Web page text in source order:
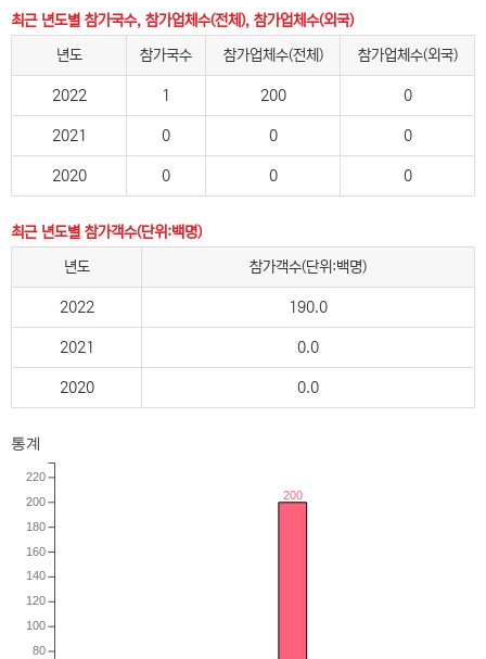
최근 년도별 참가국수, 참가업체수(전체), 참가업체수(외국)
년도
참가국수 참가업체수(전체) 참가업체수(외국)
2022 1 200 0
2021 0 0 0
2020 0 0 0
최근 년도별 참가객수(단위:백명)
년도
참가객수(단위:백명)
2022 190.0
2021 0.0
2020 0.0
통계
200
80
100
120
140
160
180
200
220